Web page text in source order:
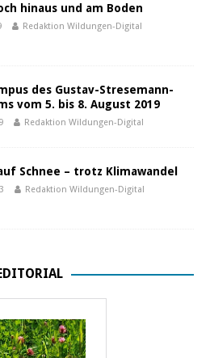
hinaus und am Boden
Redaktion Wildungen-Digital
des Gustav-Stresemann-
vom 5. bis 8. August 2019
Redaktion Wildungen-Digital
Schnee – trotz Klimawandel
Redaktion Wildungen-Digital